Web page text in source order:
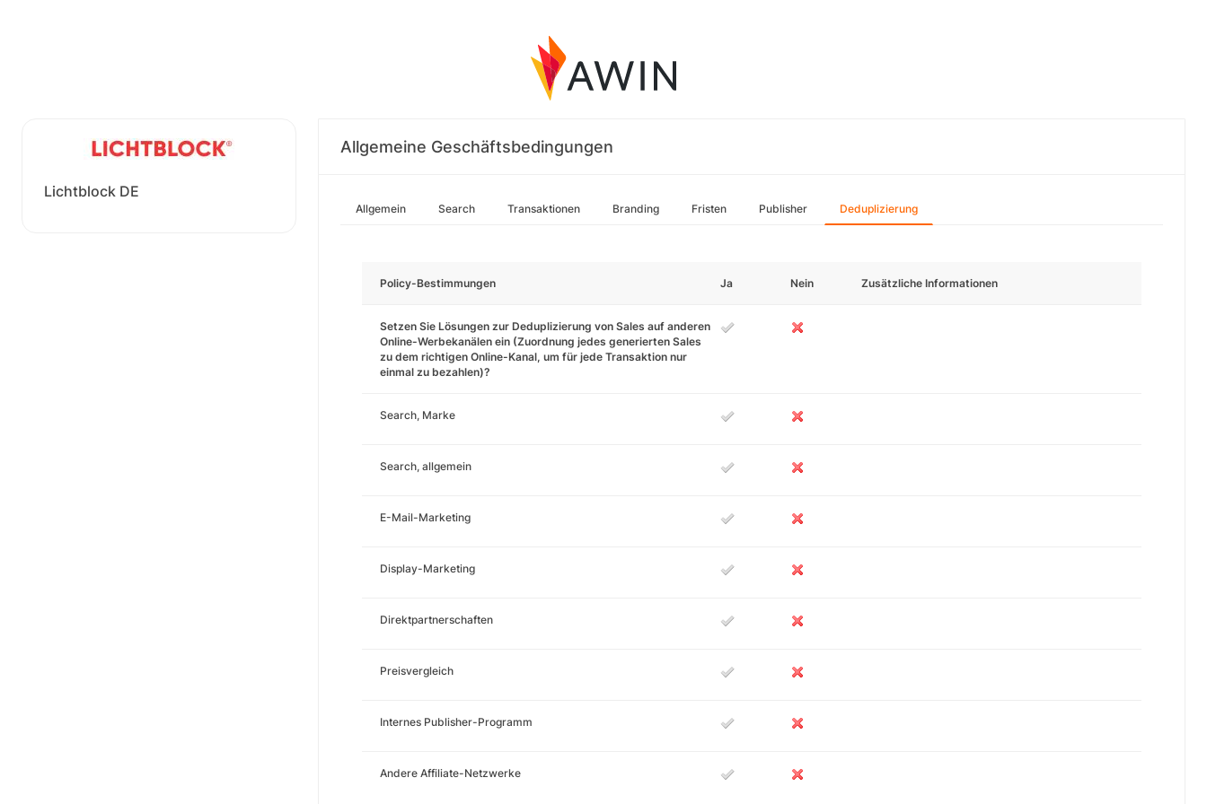
Lichtblock DE
Allgemeine Geschäftsbedingungen
Allgemein Search Transaktionen Branding Fristen Publisher Deduplizierung
Policy-Bestimmungen Ja Nein Zusätzliche Informationen
Setzen Sie Lösungen zur Deduplizierung von Sales auf anderen
Online-Werbekanälen ein (Zuordnung jedes generierten Sales
zu dem richtigen Online-Kanal, um für jede Transaktion nur
einmal zu bezahlen)?
Search, Marke
Search, allgemein
E-Mail-Marketing
Display-Marketing
Direktpartnerschaften
Preisvergleich
Internes Publisher-Programm
Andere Affiliate-Netzwerke